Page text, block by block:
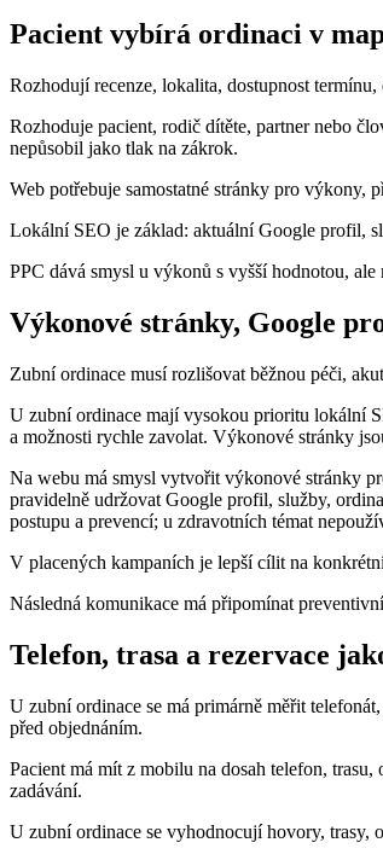
Pacient vybírá ordinaci v
Rozhodují recenze, lokalita, dostupnost
Rozhoduje pacient, rodič dítěte, partner nebo
nepůsobil jako tlak na zákrok.
Web potřebuje samostatné stránky pro výkony,
Lokální SEO je základ: aktuální Google profil,
PPC dává smysl u výkonů s vyšší hodnotou,
Výkonové stránky, Google
Zubní ordinace musí rozlišovat běžnou péči,
U zubní ordinace mají vysokou prioritu lokální
a možnosti rychle zavolat. Výkonové stránky
Na webu má smysl vytvořit výkonové stránky
pravidelně udržovat Google profil, služby,
postupu a prevencí; u zdravotních témat
V placených kampaních je lepší cílit na
Následná komunikace má připomínat
Telefon, trasa a rezervace
U zubní ordinace se má primárně měřit
před objednáním.
Pacient má mít z mobilu na dosah telefon,
zadávání.
U zubní ordinace se vyhodnocují hovory, trasy,